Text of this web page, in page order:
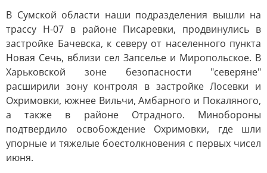
В Сумской области наши подразделения вышли на
трассу Н-07 в районе Писаревки, продвинулись в
застройке Бачевска, к северу от населенного пункта
Новая Сечь, вблизи сел Запселье и Миропольское. В
Харьковской зоне безопасности "северяне"
расширили зону контроля в застройке Лосевки и
Охримовки, южнее Вильчи, Амбарного и Покаляного,
а также в районе Отрадного. Минобороны
подтвердило освобождение Охримовки, где шли
упорные и тяжелые боестолкновения с первых чисел
июня.